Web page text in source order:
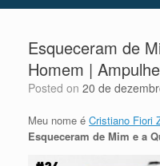
Esqueceram de
Homem |
Posted on 20 de
Meu nome é Cristiano Fiori
Esqueceram de Mim e a